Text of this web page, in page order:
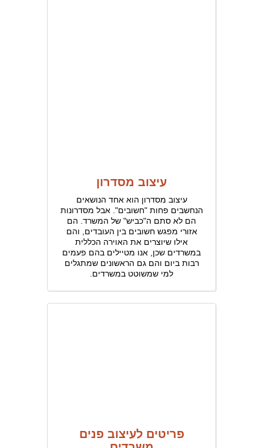
עיצוב מסדרון
עיצוב מסדרון הוא אחד הנושאים
הנחשבים פחות "חשובים". אבל מסדרונות
הם לא סתם ה"כביש" של המשרד. הם
אזורי מפגש חשובים בין העובדים, והם
אילו שיוצרים את האוירה הכללית
במשרדים שכן, אנו מטיילים בהם פעמים
רבות ביום והם גם הראשונים שמתגלים
למי שמשוטט במשרדים.
פריטים לעיצוב פנים